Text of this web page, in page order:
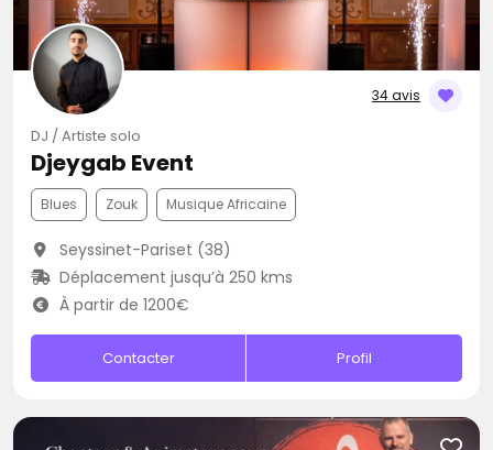
34 avis
DJ / Artiste solo
Djeygab Event
Blues Zouk Musique Africaine
Seyssinet-Pariset (38)
Déplacement jusqu’à 250 kms
À partir de 1200€
Contacter Profil